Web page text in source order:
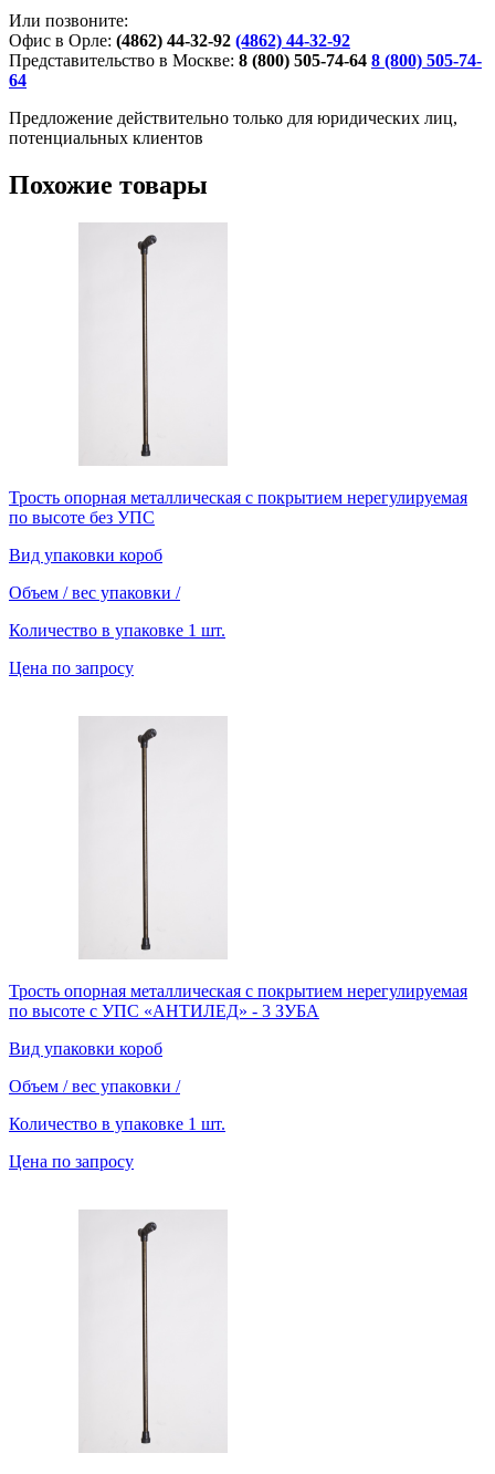
Или позвоните:
Офис в Орле: (4862) 44-32-92 (4862) 44-32-92
Представительство в Москве: 8 (800) 505-74-64 8 (800) 505-74-
64
Предложение действительно только для юридических лиц,
потенциальных клиентов
Похожие товары
Трость опорная металлическая c покрытием нерегулируемая
по высоте без УПС
Вид упаковки короб
Объем / вес упаковки /
Количество в упаковке 1 шт.
Цена по запросу
Трость опорная металлическая c покрытием нерегулируемая
по высоте с УПС «АНТИЛЕД» - 3 ЗУБА
Вид упаковки короб
Объем / вес упаковки /
Количество в упаковке 1 шт.
Цена по запросу